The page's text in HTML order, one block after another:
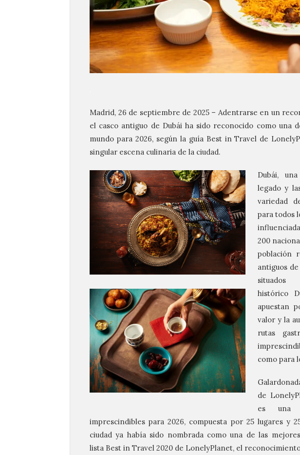
Madrid, 26 de septiembre de 2025 – Adentrarse en un
el casco antiguo de Dubái ha sido reconocido como una
mundo para 2026, según la guía Best in Travel de
singular escena culinaria de la ciudad.
Dubái,
legado y
variedad
para todos
200
población
antiguos
histórico
apuestan
valor y la
rutas
como para
de
es una
imprescindibles para 2026, compuesta por 25 lugares y
ciudad ya había sido nombrada como una de las
lista Best in Travel 2020 de LonelyPlanet, el